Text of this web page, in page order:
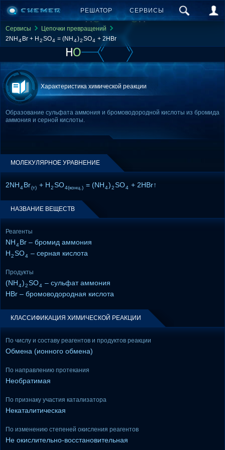
РЕШАТОР СЕРВИСЫ
Сервисы
Цепочки превращений
2NH 4 Br + H 2SO4 = (NH 4)2SO4 + 2HBr
Характеристика химической реакции
Образование сульфата аммония и бромоводородной кислоты из бромида
аммония и серной кислоты.
МОЛЕКУЛЯРНОЕ УРАВНЕНИЕ
2NH4Br(т) + H2SO4(конц.) = (NH4)2SO4 + 2HBr↑
НАЗВАНИЕ ВЕЩЕСТВ
Реагенты
NH4Br – бромид аммония
H2SO4 – серная кислота
Продукты
(NH4)2SO4 – сульфат аммония
HBr – бромоводородная кислота
КЛАССИФИКАЦИЯ ХИМИЧЕСКОЙ РЕАКЦИИ
По числу и составу реагентов и продуктов реакции
Обмена (ионного обмена)
По направлению протекания
Необратимая
По признаку участия катализатора
Некаталитическая
По изменению степеней окисления реагентов
Не окислительно-восстановительная